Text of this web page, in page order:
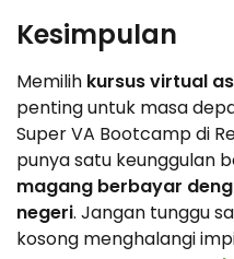
Kesimpulan
Memilih kursus virtual
penting untuk masa
Super VA Bootcamp di
punya satu keunggulan
magang berbayar
negeri. Jangan tunggu
kosong menghalangi